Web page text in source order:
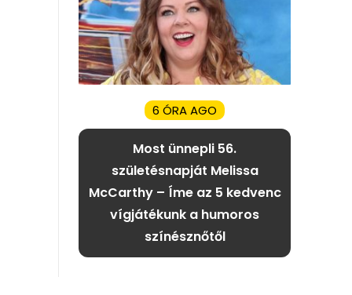
6 ÓRA AGO
Most ünnepli 56.
születésnapját Melissa
McCarthy – Íme az 5 kedvenc
vígjátékunk a humoros
színésznőtől